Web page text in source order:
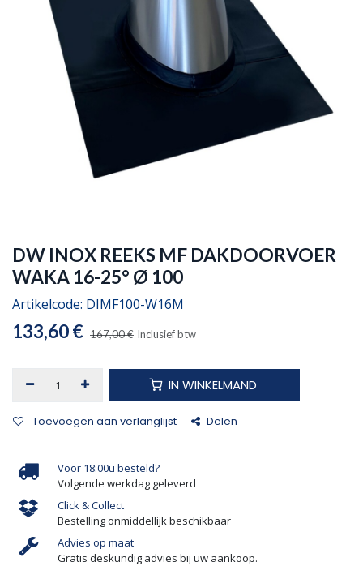
DW INOX REEKS MF DAKDOORVOER
WAKA 16-25° Ø 100
Artikelcode: DIMF100-W16M
133,60€ 167,00€ Inclusief btw
IN WINKELMAND
Toevoegen aan verlanglijst Delen
Voor 18:00u besteld?
Volgende werkdag geleverd
Click & Collect
Bestelling onmiddellijk beschikbaar
Advies op maat
Gratis deskundig advies bij uw aankoop.